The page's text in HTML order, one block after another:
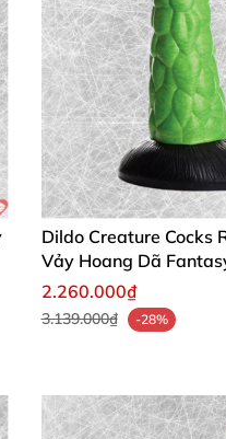
đưa mình lên tận
người bạn đồng hành
rung kích thích mạnh.
Dildo Creature Cocks
Vảy Hoang Dã
2.260.000₫
3.139.000₫ -28%